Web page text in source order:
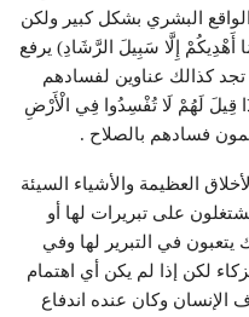
البشري بشكل كبير ولكن
إِلَّا سَبِيلَ الرَّشَادِ) يرفع
تجد كذالك عناوين لفسادهم
قِيلَ لَهُمْ لَا تُفْسِدُوا فِي الْأَرْضِ
فسادهم بالصلاح .
العظيمة والأشياء السيئة
على تبريرات لها أو
في التبرير لها وفي
لكن إذا لم يكن أي اهتمام
الإنسان وكان عنده اندفاع